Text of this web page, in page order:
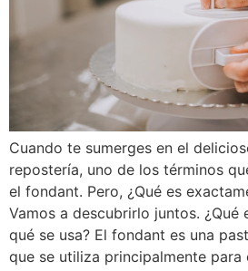
Cuando te sumerges en el
repostería, uno de los términos
el fondant. Pero, ¿Qué es
Vamos a descubrirlo juntos. ¿Qué
qué se usa? El fondant es una
que se utiliza principalmente